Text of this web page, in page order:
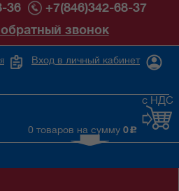
36
+7(846)342-68-37
звонок
Вход в личный кабинет
0 товаров на сумму 0 c
с НДС